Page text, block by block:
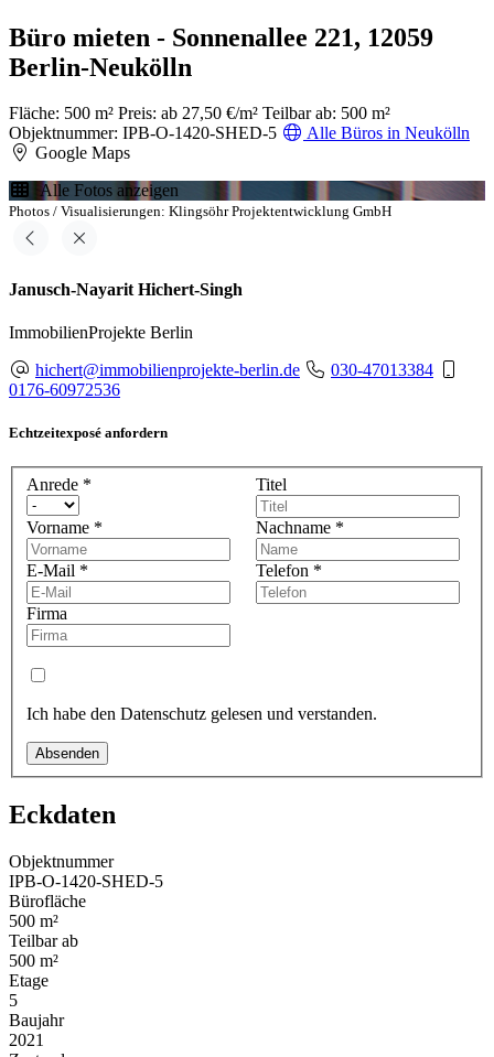
Büro mieten - Sonnenallee 221, 12059
Berlin-Neukölln
Fläche: 500 m² Preis: ab 27,50 €/m² Teilbar ab: 500 m²
Objektnummer: IPB-O-1420-SHED-5
Alle Büros in Neukölln
Google Maps
Alle Fotos anzeigen
Photos / Visualisierungen: Klingsöhr Projektentwicklung GmbH
Janusch-Nayarit Hichert-Singh
ImmobilienProjekte Berlin
hichert@immobilienprojekte-berlin.de
030-47013384
0176-60972536
Echtzeitexposé anfordern
Anrede * Titel
Vorname * Nachname *
E-Mail * Telefon *
Firma
Ich habe den Datenschutz gelesen und verstanden.
Absenden
Eckdaten
Objektnummer
IPB-O-1420-SHED-5
Bürofläche
500 m²
Teilbar ab
500 m²
Etage
5
Baujahr
2021